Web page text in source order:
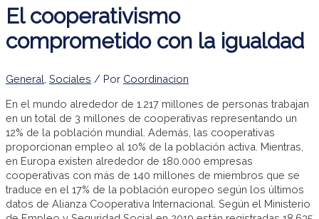
El cooperativismo
comprometido con la igualdad
General Sociales / Por Coordinacion
En el mundo alrededor de 1.217 millones de personas trabajan
en un total de 3 millones de cooperativas representando un
12% de la población mundial. Además, las cooperativas
proporcionan empleo al 10% de la población activa. Mientras,
en Europa existen alrededor de 180.000 empresas
cooperativas con más de 140 millones de miembros que se
traduce en el 17% de la población europeo según los últimos
datos de Alianza Cooperativa Internacional. Según el Ministerio